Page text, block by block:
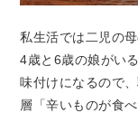
私生活では二児の母
4歳と6歳の娘がい
味付けになるので
層「辛いものが食